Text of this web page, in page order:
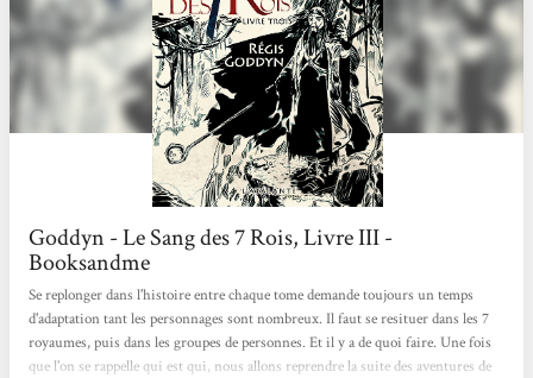
Goddyn - Le Sang des 7 Rois, Livre III -
Booksandme
Se replonger dans l'histoire entre chaque tome demande toujours un temps
d'adaptation tant les personnages sont nombreux. Il faut se resituer dans les 7
royaumes, puis dans les groupes de personnes. Et il y a de quoi faire. Une fois
que l'on se rappelle qui est qui, nous allons reprendre la suite des aventures de